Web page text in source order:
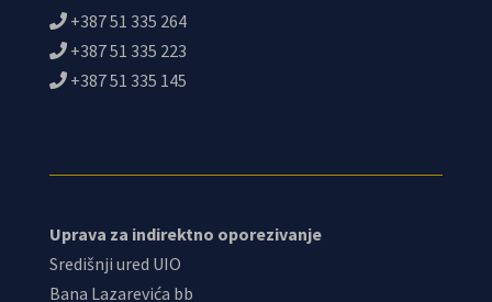
+387 51 335 264
+387 51 335 223
+387 51 335 145
Uprava za indirektno oporezivanje
Središnji ured UIO
Bana Lazarevića bb